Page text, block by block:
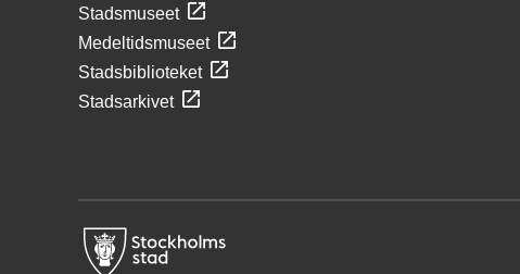
Stadsmuseet
Medeltidsmuseet
Stadsbiblioteket
Stadsarkivet